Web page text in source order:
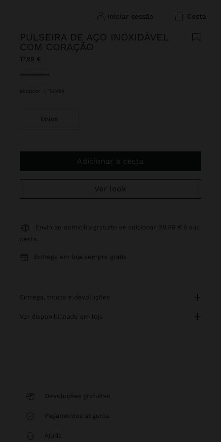
iniciar sessão cesta
PULSEIRA DE AÇO INOXIDÁVEL
COM CORAÇÃO
17,99 €
Selecionado
Multicor 166494
Único
Adicionar à cesta
Ver look
Envio ao domicílio gratuito se adicionar 29,99 € à sua
cesta.
Entrega em loja sempre grátis
entrega, trocas e devoluções
ver disponibilidade em loja
Devoluções gratuitas
Pagamentos seguros
Ajuda